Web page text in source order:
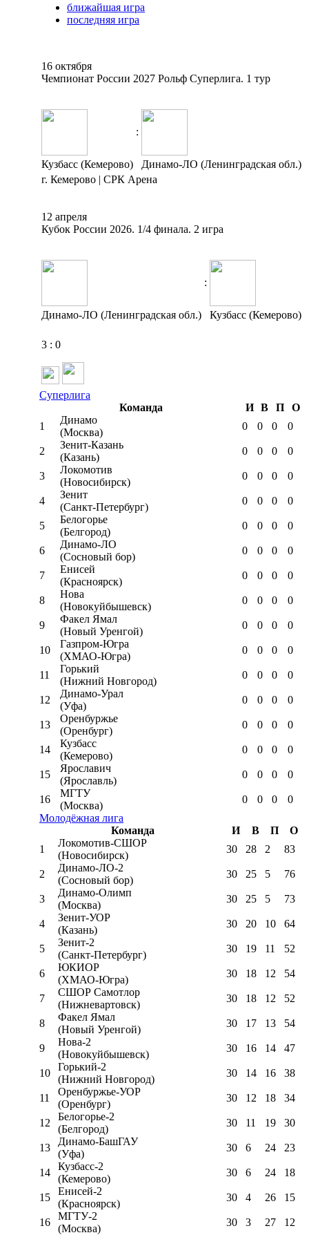
ближайшая игра
последняя игра
16 октября
Чемпионат России 2027 Рольф Суперлига. 1 тур
:
Кузбасс (Кемерово)
Динамо-ЛО (Ленинградская обл.)
г. Кемерово | СРК Арена
12 апреля
Кубок России 2026. 1/4 финала. 2 игра
:
Динамо-ЛО (Ленинградская обл.) Кузбасс (Кемерово)
3 : 0
Суперлига
Команда
И В П
О
1
Динамо
(Москва)
0 0 0 0
2
Зенит-Казань
(Казань)
0 0 0 0
3
Локомотив
(Новосибирск)
0 0 0 0
4
Зенит
(Санкт-Петербург)
0 0 0 0
5
Белогорье
(Белгород)
0 0 0 0
6
Динамо-ЛО
(Сосновый бор)
0 0 0 0
7
Енисей
(Красноярск)
0 0 0 0
8
Нова
(Новокуйбышевск)
0 0 0 0
9
Факел Ямал
(Новый Уренгой)
0 0 0 0
10
Газпром-Югра
(ХМАО-Югра)
0 0 0 0
11
Горький
(Нижний Новгород)
0 0 0 0
12
Динамо-Урал
(Уфа)
0 0 0 0
13
Оренбуржье
(Оренбург)
0 0 0 0
14
Кузбасс
(Кемерово)
0 0 0 0
15
Ярославич
(Ярославль)
0 0 0 0
16
МГТУ
(Москва)
0 0 0
0
Молодёжная лига
Команда
И В П
О
1
Локомотив-CШОР
(Новосибирск)
30 28 2 83
2
Динамо-ЛО-2
(Сосновый бор)
30 25 5 76
3
Динамо-Олимп
(Москва)
30 25 5 73
4
Зенит-УОР
(Казань)
30 20 10 64
5
Зенит-2
(Санкт-Петербург)
30 19 11 52
6
ЮКИОР
(ХМАО-Югра)
30 18 12 54
7
СШОР Самотлор
(Нижневартовск)
30 18 12 52
8
Факел Ямал
(Новый Уренгой)
30 17 13 54
9
Нова-2
(Новокуйбышевск)
30 16 14 47
10
Горький-2
(Нижний Новгород)
30 14 16 38
11
Оренбуржье-УОР
(Оренбург)
30 12 18 34
12
Белогорье-2
(Белгород)
30 11 19 30
13
Динамо-БашГАУ
(Уфа)
30 6 24 23
14
Кузбасс-2
(Кемерово)
30 6 24 18
15
Енисей-2
(Красноярск)
30 4 26 15
16
МГТУ-2
(Москва)
30 3 27 12